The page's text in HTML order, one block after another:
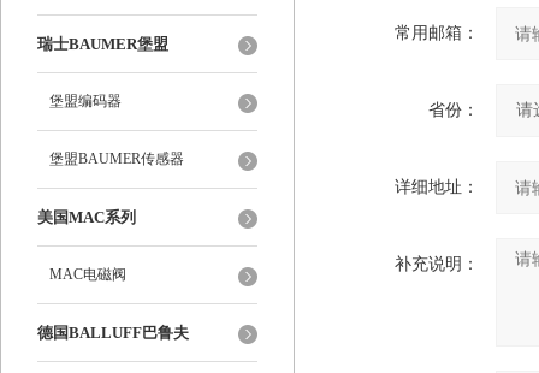
瑞士BAUMER堡盟
堡盟编码器
堡盟BAUMER传感器
美国MAC系列
MAC电磁阀
德国BALLUFF巴鲁夫
常用邮箱：
省份：
详细地址：
补充说明：